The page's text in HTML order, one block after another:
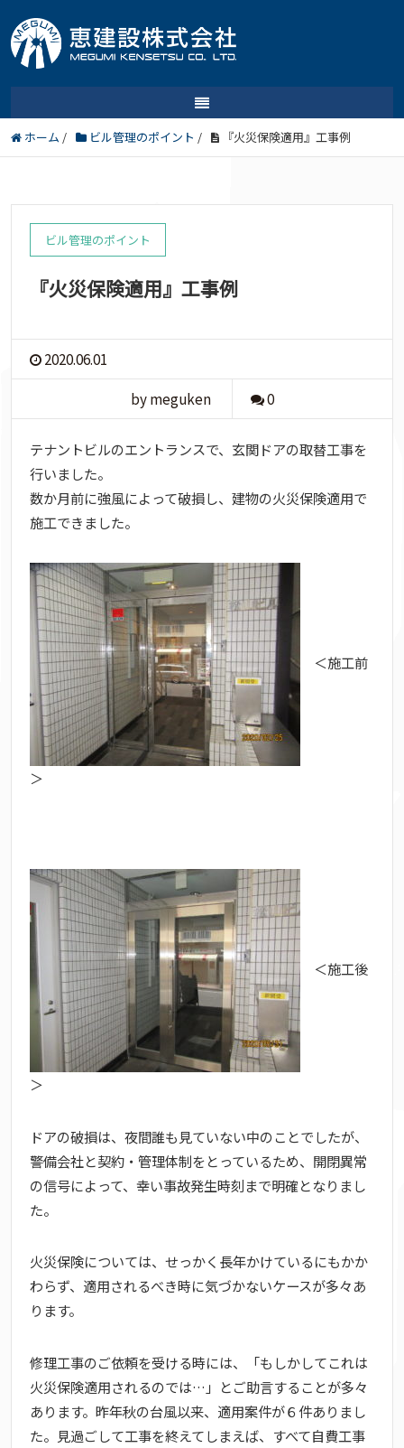
ホーム / ビル管理のポイント / 『火災保険適用』工事例
ビル管理のポイント
『火災保険適用』工事例
2020.06.01
by meguken
0
テナントビルのエントランスで、玄関ドアの取替工事を
行いました。
数か月前に強風によって破損し、建物の火災保険適用で
施工できました。
＜施工前
＞
＜施工後
＞
ドアの破損は、夜間誰も見ていない中のことでしたが、
警備会社と契約・管理体制をとっているため、開閉異常
の信号によって、幸い事故発生時刻まで明確となりまし
た。
火災保険については、せっかく長年かけているにもかか
わらず、適用されるべき時に気づかないケースが多々あ
ります。
修理工事のご依頼を受ける時には、「もしかしてこれは
火災保険適用されるのでは…」とご助言することが多々
あります。昨年秋の台風以来、適用案件が６件ありまし
た。見過ごして工事を終えてしまえば、すべて自費工事